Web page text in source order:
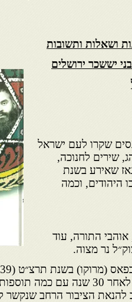
ושאלות ותשובות
יששכר ירושלים
שקרו לעם ישראל
שירים לחנוכה,
שאירע בשנת
בו היהודים, וכמה
התורה, עוד
נר מצוה.
להנאת הציבור הרחב שנקשר